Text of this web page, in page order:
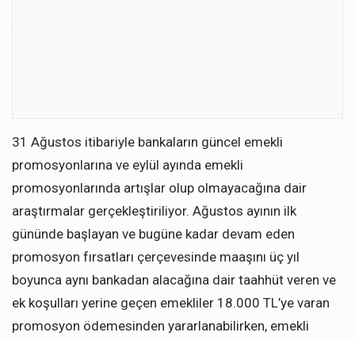
31 Ağustos itibariyle bankaların güncel emekli
promosyonlarına ve eylül ayında emekli
promosyonlarında artışlar olup olmayacağına dair
araştırmalar gerçekleştiriliyor. Ağustos ayının ilk
gününde başlayan ve bugüne kadar devam eden
promosyon fırsatları çerçevesinde maaşını üç yıl
boyunca aynı bankadan alacağına dair taahhüt veren ve
ek koşulları yerine geçen emekliler 18.000 TL’ye varan
promosyon ödemesinden yararlanabilirken, emekli